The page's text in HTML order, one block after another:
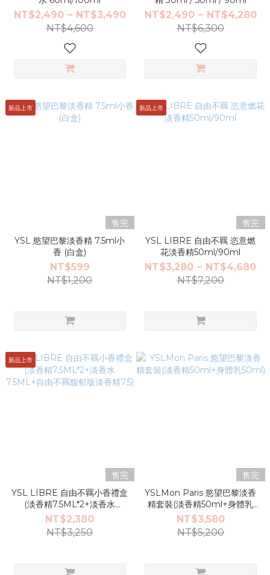
NT$2,490 ~ NT$3,490
NT$4,600
NT$2,490 ~ NT$4,280
NT$6,300
新品上市
售完
YSL 慾望巴黎淡香精 7.5ml小
香 (白盒)
NT$599
NT$1,200
新品上市
售完
YSL LIBRE 自由不羈 恣意燃
花淡香精50ml/90ml
NT$3,280 ~ NT$4,680
NT$7,200
新品上市
售完
YSL LIBRE 自由不羈小香禮盒
(淡香精7.5ML*2+淡香水
7.5ML+自由不羈馥郁版淡香精
7.5)
NT$2,380
NT$3,250
售完
YSLMon Paris 慾望巴黎淡香
精套裝(淡香精50ml+身體乳
50ml)
NT$3,580
NT$5,200